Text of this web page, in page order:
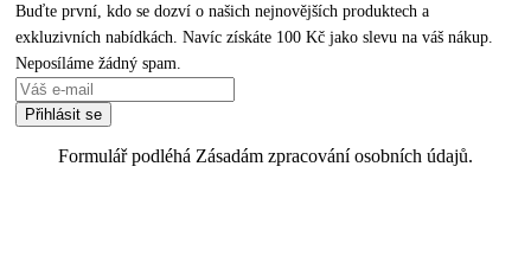
Buďte první, kdo se dozví o našich nejnovějších produktech a
exkluzivních nabídkách. Navíc získáte 100 Kč jako slevu na váš nákup.
Neposíláme žádný spam.
Formulář podléhá Zásadám zpracování osobních údajů.